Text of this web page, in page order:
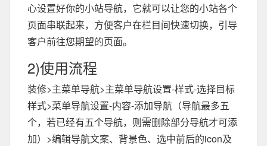
心设置好你的小站导航，它就可以让您的小站各个
页面串联起来，方便客户在栏目间快速切换，引导
客户前往您期望的页面。
2)使用流程
装修>主菜单导航>主菜单导航设置-样式-选择目标
样式>菜单导航设置-内容-添加导航（导航最多五
个，若已经有五个导航，则需删除部分导航才可添
加）>编辑导航文案、背景色、选中前后的icon及